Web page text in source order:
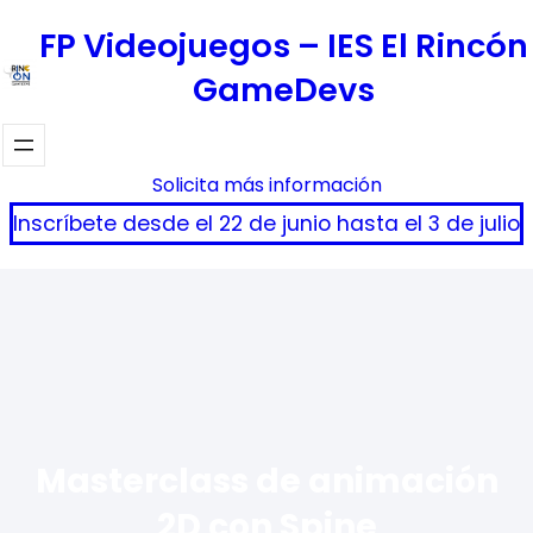
contenido
FP Videojuegos – IES El Rincón
GameDevs
Solicita más información
Inscríbete desde el 22 de junio hasta el 3 de julio